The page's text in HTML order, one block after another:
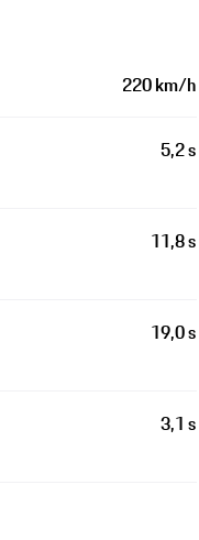
220 km/h
5,2 s
11,8 s
19,0 s
3,1 s